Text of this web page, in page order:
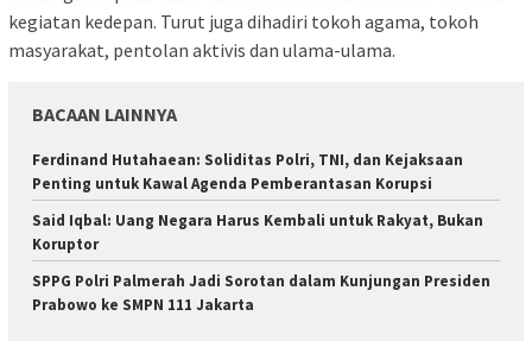
kegiatan kedepan. Turut juga dihadiri tokoh agama, tokoh
masyarakat, pentolan aktivis dan ulama-ulama.
BACAAN LAINNYA
Ferdinand Hutahaean: Soliditas Polri, TNI, dan Kejaksaan
Penting untuk Kawal Agenda Pemberantasan Korupsi
Said Iqbal: Uang Negara Harus Kembali untuk Rakyat, Bukan
Koruptor
SPPG Polri Palmerah Jadi Sorotan dalam Kunjungan Presiden
Prabowo ke SMPN 111 Jakarta